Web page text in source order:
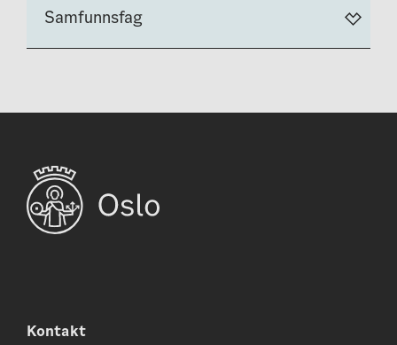
Samfunnsfag
Kontakt